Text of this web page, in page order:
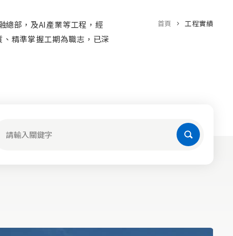
總部，及AI產業等工程，經
精準掌握工期為職志，已深
首頁 工程實績